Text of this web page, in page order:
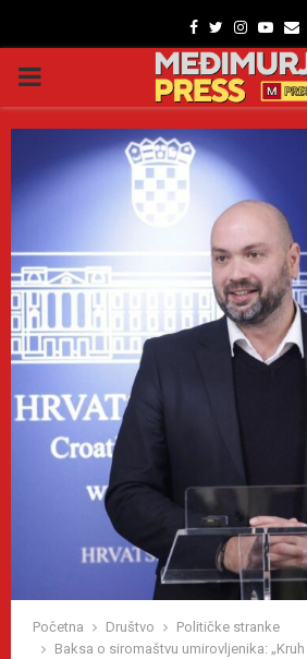
Facebook
TwitterInstagram
PRIMARY
MENU
Početna Društvo
Političke stranke
Baksa o siromaštvu umirovljenika: